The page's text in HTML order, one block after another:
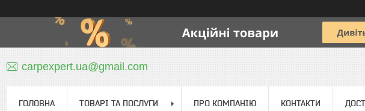
carpexpert.ua@gmail.com
ГОЛОВНА ТОВАРІ ТА ПОСЛУГИ ПРО КОМПАНІЮ КОНТАКТИ